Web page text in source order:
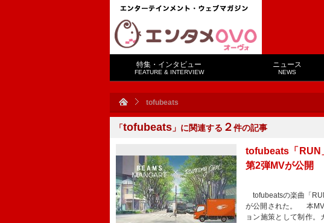
特集・インタビュー
FEATURE & INTERVIEW
ニュース
NEWS
tofubeats
「tofubeats 」に関連する ２件の記事
tofubeats「RUN
第2弾MVが公開
tofubeatsの楽曲「
が公開された。 本MV
ョン施策として制作